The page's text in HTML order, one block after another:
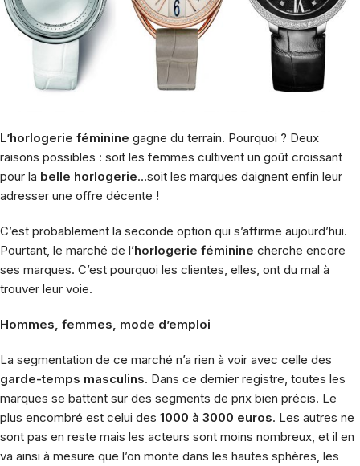
L’horlogerie féminine gagne du terrain. Pourquoi ? Deux
raisons possibles : soit les femmes cultivent un goût croissant
pour la belle horlogerie…soit les marques daignent enfin leur
adresser une offre décente !
C’est probablement la seconde option qui s’affirme aujourd’hui.
Pourtant, le marché de l’horlogerie féminine cherche encore
ses marques. C’est pourquoi les clientes, elles, ont du mal à
trouver leur voie.
Hommes, femmes, mode d’emploi
La segmentation de ce marché n’a rien à voir avec celle des
garde-temps masculins. Dans ce dernier registre, toutes les
marques se battent sur des segments de prix bien précis. Le
plus encombré est celui des 1000 à 3000 euros. Les autres ne
sont pas en reste mais les acteurs sont moins nombreux, et il en
va ainsi à mesure que l’on monte dans les hautes sphères, les